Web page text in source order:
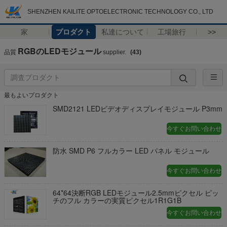
SHENZHEN KAILITE OPTOELECTRONIC TECHNOLOGY CO., LTD
家 プロダクト 私達について 工場旅行 >>
品質 RGBのLEDモジュールsupplier. (43)
最もよいプロダクト
SMD2121 LEDビデオディスプレイモジュール P3mm
今すぐお問い合わせ
防水 SMD P6 フルカラー LED パネル モジュール
今すぐお問い合わせ
64*64決断RGB LEDモジュール2.5mmピクセル ピッ
チのフル カラーの実質ピクセル1R1G1B
今すぐお問い合わせ